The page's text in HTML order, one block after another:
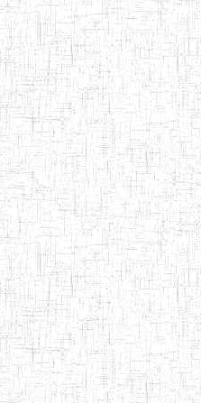
27/08/2015 ENIEG
12/08/2010 ENIET
28/12/2007 ENIEG